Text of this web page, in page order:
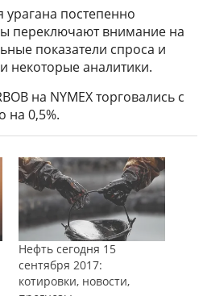
урагана постепенно
переключают внимание на
показатели спроса и
некоторые аналитики.
на NYMEX торговались с
0,5%.
Нефть сегодня 15
сентября 2017:
котировки, новости,